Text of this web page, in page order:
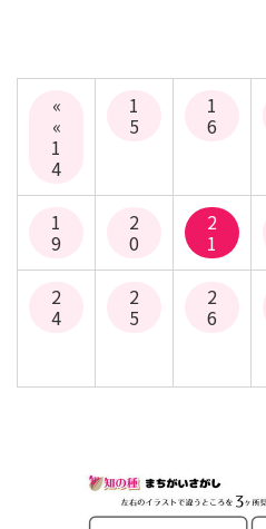
«
«
1
4
1
5
1
6
1
9
2
0
2
1
2
4
2
5
2
6